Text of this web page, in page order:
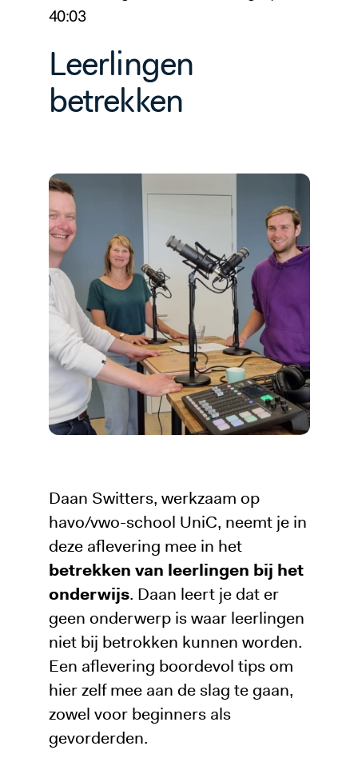
40:03
Leerlingen
betrekken
Daan Switters, werkzaam op
havo/vwo-school UniC, neemt je in
deze aflevering mee in het
betrekken van leerlingen bij het
onderwijs. Daan leert je dat er
geen onderwerp is waar leerlingen
niet bij betrokken kunnen worden.
Een aflevering boordevol tips om
hier zelf mee aan de slag te gaan,
zowel voor beginners als
gevorderden.